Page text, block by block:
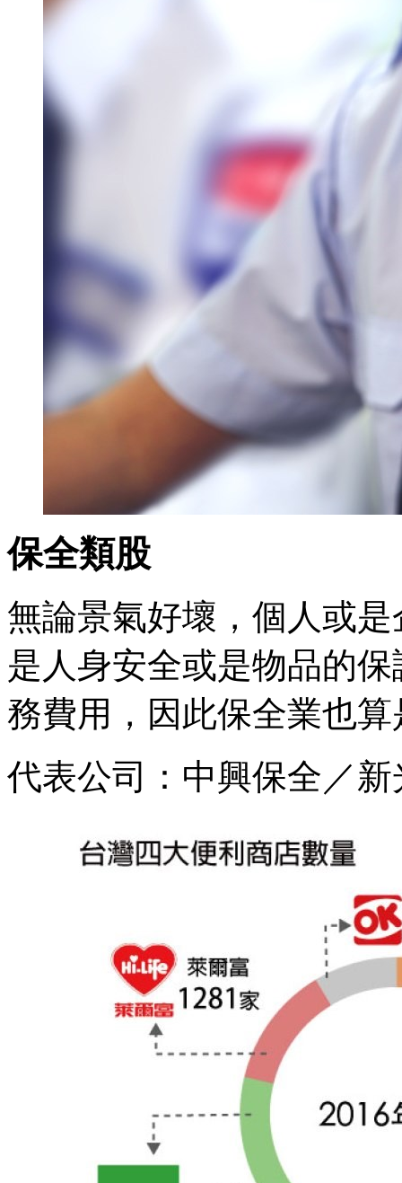
保全類股
無論景氣好壞，個人或
是人身安全或是物品的
務費用，因此保全業也
代表公司：中興保全／新